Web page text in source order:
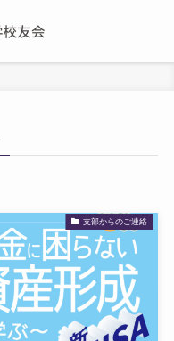
支部からのご連絡